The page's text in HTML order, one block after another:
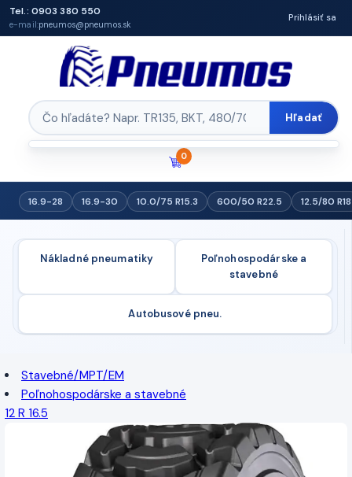
Tel.: 0903 380 550
e-mail:pneumos@pneumos.sk
Prihlásiť sa
Hľadať
0
16.9-28 16.9-30 10.0/75 R15.3 600/50 R22.5 12.5/80 R18
Nákladné pneumatiky
Poľnohospodárske a
stavebné
Autobusové pneu.
Stavebné/MPT/EM
Poľnohospodárske a stavebné
12 R 16.5